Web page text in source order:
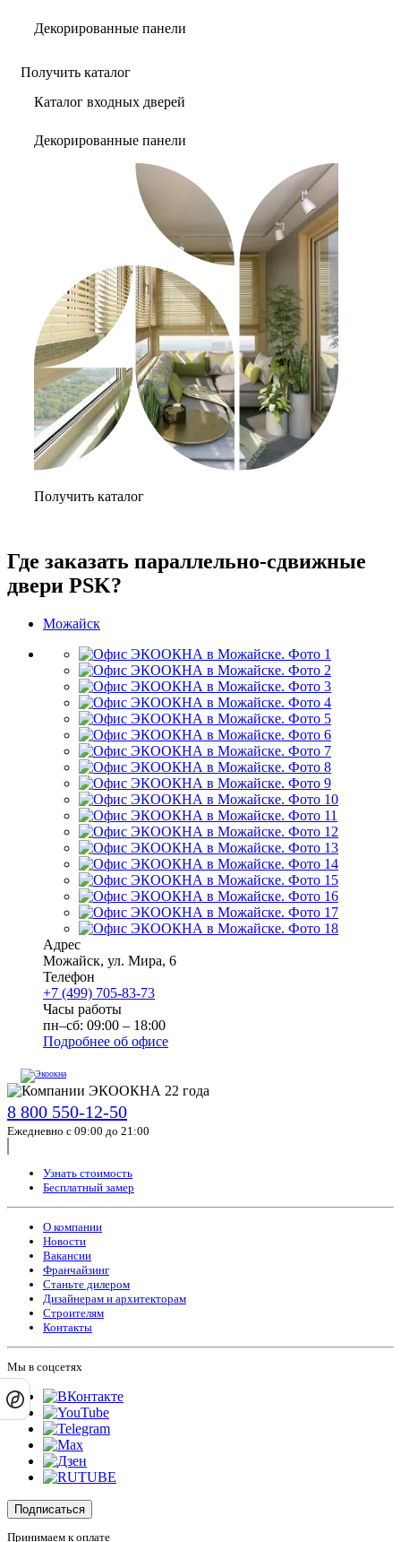
Декорированные панели
Получить каталог
Каталог входных дверей
Декорированные панели
Получить каталог
Где заказать параллельно-сдвижные
двери PSK?
Можайск
Адрес
Можайск, ул. Мира, 6
Телефон
+7 (499) 705-83-73
Часы работы
пн–сб: 09:00 – 18:00
Подробнее об офисе
8 800 550-12-50
Ежедневно с 09:00 до 21:00
Узнать стоимость
Бесплатный замер
О компании
Новости
Вакансии
Франчайзинг
Станьте дилером
Дизайнерам и архитекторам
Строителям
Контакты
Мы в соцсетях
Подписаться
Принимаем к оплате